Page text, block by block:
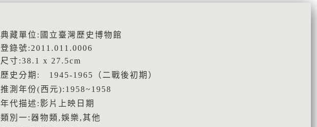
典藏單位:國立臺灣歷史博物館
登錄號:2011.011.0006
尺寸:38.1 x 27.5cm
歷史分期: 1945-1965（二戰後初期）
推測年份(西元):1958~1958
年代描述:影片上映日期
類別一:器物類,娛樂,其他